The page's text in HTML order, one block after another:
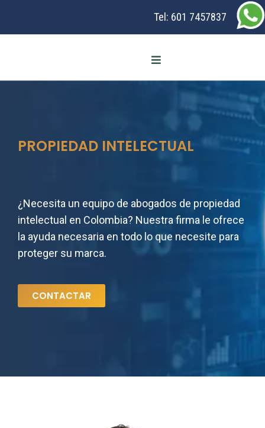
Tel: 601 7457837
PROPIEDAD INTELECTUAL
¿Necesita un equipo de abogados de propiedad
intelectual en Colombia? Nuestra firma le ofrece
la ayuda necesaria en todo lo que necesite para
proteger su marca.
CONTACTAR